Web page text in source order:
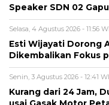
Speaker SDN 02
Selasa, 4 Agustus 2026 - 11:56
Esti Wijayati Dorong
Dikembalikan Fokus
Senin, 3 Agustus 2026 - 12:41
Kurang dari 24 Jam,